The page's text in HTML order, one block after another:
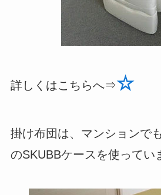
詳しくはこちらへ⇒☆
掛け布団は、マンションで
のSKUBBケースを使ってい